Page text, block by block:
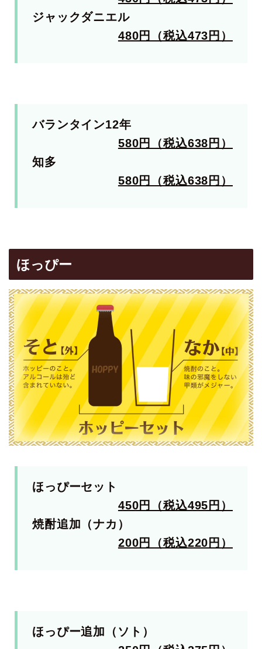
ジャックダニエル
480円（税込473円）
バランタイン12年
580円（税込638円）
知多
580円（税込638円）
ほっぴー
ほっぴーセット
450円（税込495円）
焼酎追加（ナカ）
200円（税込220円）
ほっぴー追加（ソト）